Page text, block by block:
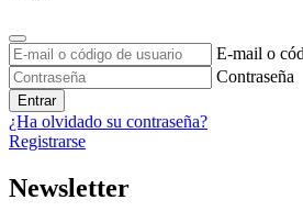
E-mail o
Contraseña
Entrar
¿Ha olvidado su contraseña?
Registrarse
Newsletter